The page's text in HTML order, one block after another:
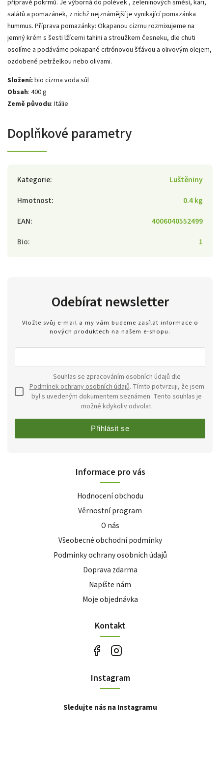
přípravě pokrmů. Je výborná do polévek , zeleninových směsí, kari,
salátů a pomazánek, z nichž nejznámější je vynikající pomazánka
hummus. Příprava pomazánky: Okapanou cizrnu rozmixujeme na
jemný krém s šesti lžícemi tahini a stroužkem česneku, dle chuti
osolíme a podáváme pokapané citrónovou šťávou a olivovým olejem,
ozdobené petrželkou nebo olivami.
Složení: bio cizrna voda sůl
Obsah: 400 g
Země původu: Itálie
Doplňkové parametry
Kategorie:
Luštěniny
Hmotnost:
0.4 kg
EAN:
4006040552499
Bio: 1
Odebírat newsletter
Vložte svůj e-mail a my vám budeme zasílat informace o
nových produktech na našem e-shopu.
Podmínek ochrany osobních údajů. Tímto potvrzuji, že jsem
byl s uvedeným dokumentem seznámen. Tento souhlas je
možné kdykoliv odvolat.
Přihlásit se
Informace pro vás
Hodnocení obchodu
Věrnostní program
O nás
Všeobecné obchodní podmínky
Podmínky ochrany osobních údajů
Doprava zdarma
Napište nám
Moje objednávka
Kontakt
Instagram
Sledujte nás na Instagramu